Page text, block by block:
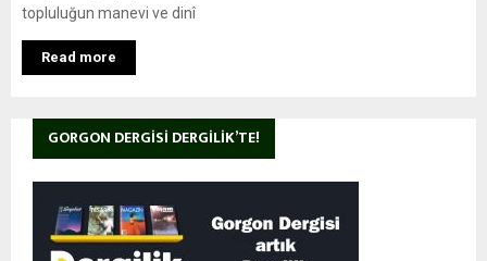
topluluğun manevi ve dinî
Read more
GORGON DERGISI DERGILIK’TE!